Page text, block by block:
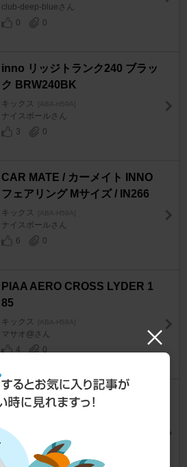
club-deep-blueさん
0
0
inno リッジトランク240 ブラッ
ク BRW240BK
キックス [ABA-H59A]
ナイスボールさん
3
0
CAR MATE / カーメイト INNO
フェアリング Mサイズ / IN266
キックス [ABA-H59A]
ナイスボールさん
6
0
PIAA AERO CROSS LYDER 1
85
キックス [ABA-H59A]
マサオ@さん
4
0
THULE Tepui ルーフテント
さうてぃさん
13
0